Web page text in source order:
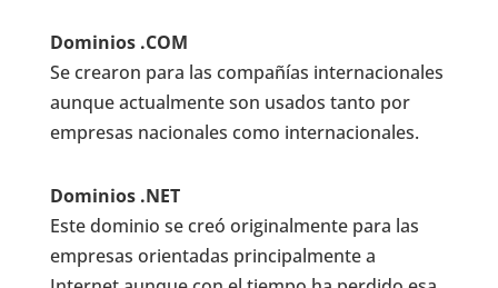
Dominios .COM
Se crearon para las compañías internacionales
aunque actualmente son usados tanto por
empresas nacionales como internacionales.
Dominios .NET
Este dominio se creó originalmente para las
empresas orientadas principalmente a